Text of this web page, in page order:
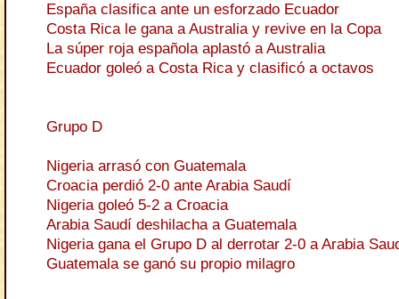
España clasifica ante un esforzado Ecuador
Costa Rica le gana a Australia y revive en la Copa
La súper roja española aplastó a Australia
Ecuador goleó a Costa Rica y clasificó a octavos
Grupo D
Nigeria arrasó con Guatemala
Croacia perdió 2-0 ante Arabia Saudí
Nigeria goleó 5-2 a Croacia
Arabia Saudí deshilacha a Guatemala
Nigeria gana el Grupo D al derrotar 2-0 a Arabia
Guatemala se ganó su propio milagro